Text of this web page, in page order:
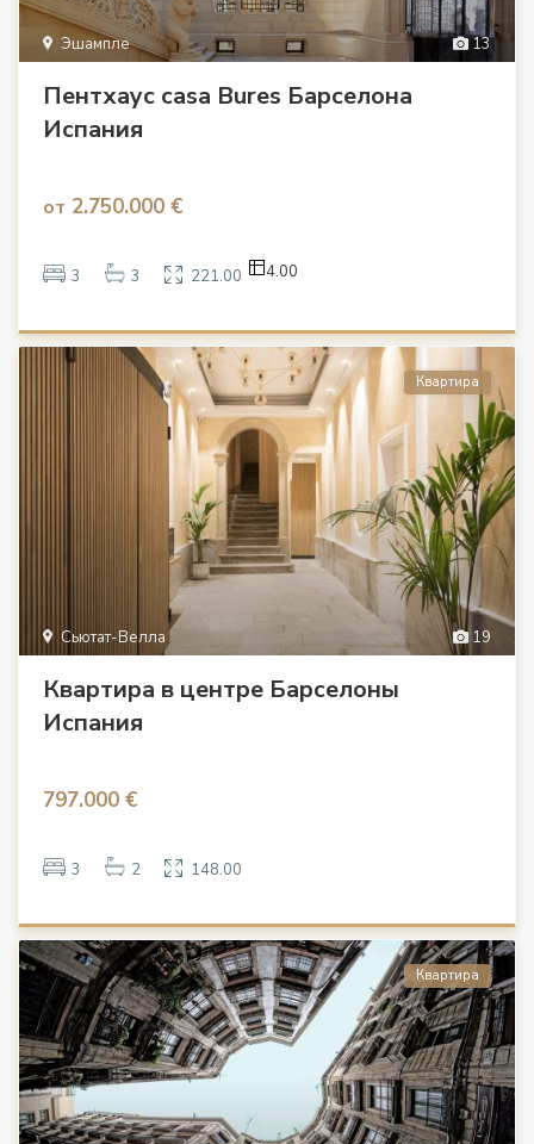
13
Эшампле
Пентхаус casa Bures Барселона
Испания
от 2.750.000 €
3 3 221.00 4.00
19
Сьютат-Велла
Квартира
Квартира в центре Барселоны
Испания
797.000 €
3 2 148.00
Квартира